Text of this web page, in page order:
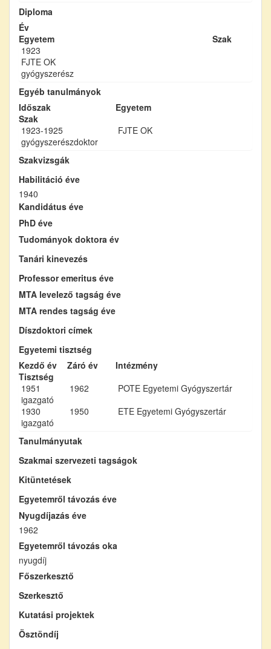
Diploma
Év
Egyetem
Szak
1923
FJTE OK
gyógyszerész
Egyéb tanulmányok
Időszak
Egyetem
Szak
1923-1925
FJTE OK
gyógyszerészdoktor
Szakvizsgák
Habilitáció éve
1940
Kandidátus éve
PhD éve
Tudományok doktora év
Tanári kinevezés
Professor emeritus éve
MTA levelező tagság éve
MTA rendes tagság éve
Díszdoktori címek
Egyetemi tisztség
Kezdő év
Záró év
Intézmény
Tisztség
1951
1962
POTE Egyetemi Gyógyszertár
igazgató
1930
1950
ETE Egyetemi Gyógyszertár
igazgató
Tanulmányutak
Szakmai szervezeti tagságok
Kitüntetések
Egyetemről távozás éve
Nyugdíjazás éve
1962
Egyetemről távozás oka
nyugdíj
Főszerkesztő
Szerkesztő
Kutatási projektek
Ösztöndíj